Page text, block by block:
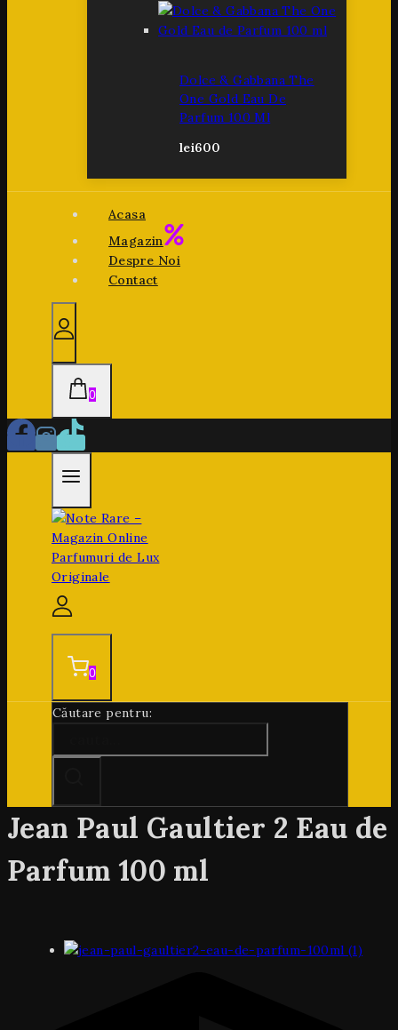
Dolce & Gabbana The
One Gold Eau De
Parfum 100 Ml
lei600
Acasa
Magazin
Despre Noi
Contact
0
0
Căutare pentru:
Jean Paul Gaultier 2 Eau de
Parfum 100 ml